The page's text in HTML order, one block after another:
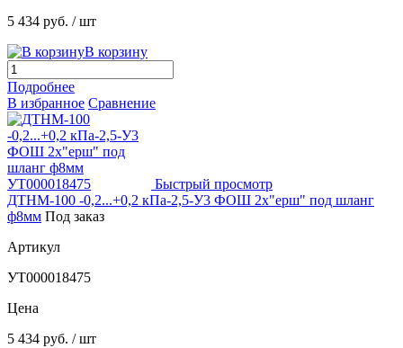
5 434 руб. / шт
В корзину
Подробнее
В избранное Сравнение
Быстрый просмотр
ДТНМ-100 -0,2...+0,2 кПа-2,5-У3 ФОШ 2х"ерш" под шланг
ф8мм Под заказ
Артикул
УТ000018475
Цена
5 434 руб. / шт